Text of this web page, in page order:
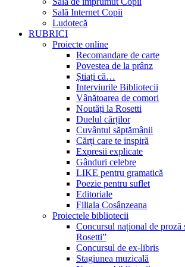
Sală Internet Copii
Ludotecă
RUBRICI
Proiecte online
Recomandare de carte
Povestea de la prânz
Știați că…
Interviurile Bibliotecii
Vânătoarea de comori
Noutăți la Rosetti
Duelul cărților
Cuvântul săptămânii
Cărți care te inspiră
Expresii explicate
Gânduri celebre
LIKE pentru gramatică
Poezie pentru suflet
Editoriale
Filiala Cosânzeana
Proiectele bibliotecii
Concursul național de proză
Rosetti”
Concursul de ex-libris
Stagiunea muzicală